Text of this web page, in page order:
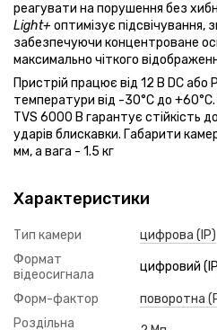
реагувати на порушення без
Light+ оптимізує підсвічування,
забезпечуючи концентроване
максимально чіткого
Пристрій працює від 12 В DC
температури від -30°C до
TVS 6000 В гарантує стійкість
ударів блискавки. Габарити
мм, а вага - 1.5 кг
Характеристики
Тип камери
цифрова (IP)
Формат
відеосигнала
цифровий
Форм-фактор
поворотна
Роздільна